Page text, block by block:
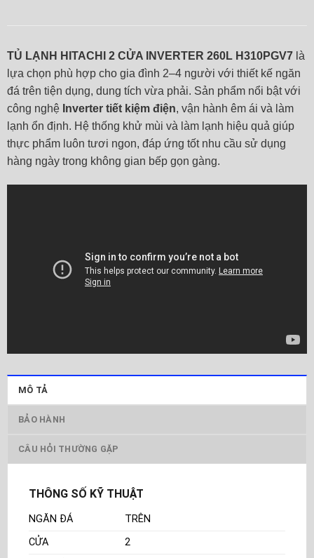
TỦ LẠNH HITACHI 2 CỬA INVERTER 260L H310PGV7 là
lựa chọn phù hợp cho gia đình 2–4 người với thiết kế ngăn
đá trên tiện dụng, dung tích vừa phải. Sản phẩm nổi bật với
công nghệ Inverter tiết kiệm điện, vận hành êm ái và làm
lạnh ổn định. Hệ thống khử mùi và làm lạnh hiệu quả giúp
thực phẩm luôn tươi ngon, đáp ứng tốt nhu cầu sử dụng
hàng ngày trong không gian bếp gọn gàng.
MÔ TẢ
BẢO HÀNH
CÂU HỎI THƯỜNG GẶP
THÔNG SỐ KỸ THUẬT
NGĂN ĐÁ
TRÊN
CỬA
2